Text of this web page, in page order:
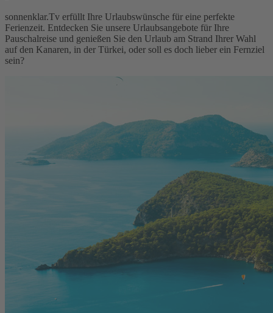
sonnenklar.Tv erfüllt Ihre Urlaubswünsche für eine perfekte
Ferienzeit. Entdecken Sie unsere Urlaubsangebote für Ihre
Pauschalreise und genießen Sie den Urlaub am Strand Ihrer Wahl
auf den Kanaren, in der Türkei, oder soll es doch lieber ein Fernziel
sein?